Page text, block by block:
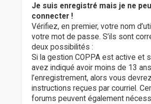
Je suis enregistré mais je ne
connecter !
Vérifiez, en premier, votre nom
votre mot de passe. S’ils sont
deux possibilités :
Si la gestion COPPA est active et
avez indiqué avoir moins de 13
l’enregistrement, alors vous
instructions reçues par courriel.
forums peuvent également